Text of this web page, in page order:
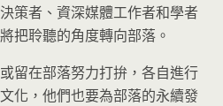
策者、資深媒體工作者和學者
把聆聽的角度轉向部落。
留在部落努力打拚，各自進行
化，他們也要為部落的永續發